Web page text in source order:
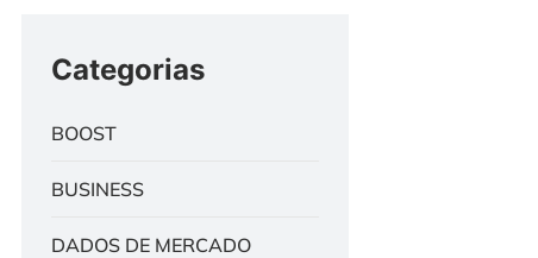
Categorias
BOOST
BUSINESS
DADOS DE MERCADO